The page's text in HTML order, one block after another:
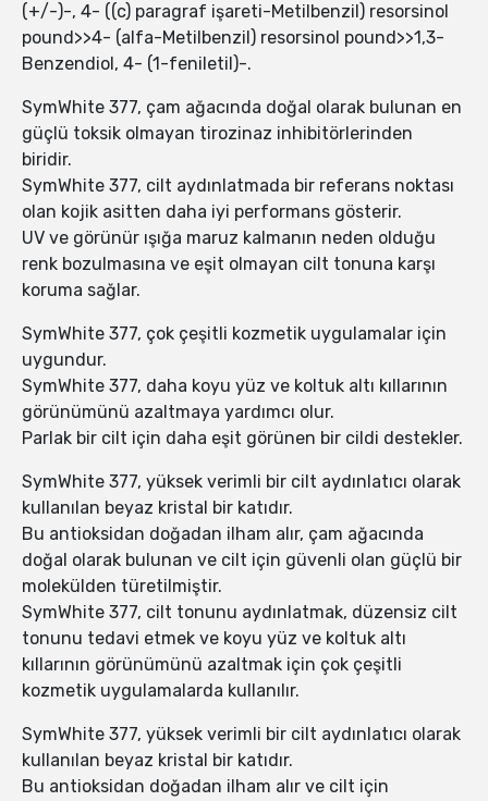
(+/-)-, 4- ((c) paragraf işareti-Metilbenzil) resorsinol
pound>>4- (alfa-Metilbenzil) resorsinol pound>>1,3-
Benzendiol, 4- (1-feniletil)-.
SymWhite 377, çam ağacında doğal olarak bulunan en
güçlü toksik olmayan tirozinaz inhibitörlerinden
biridir.
SymWhite 377, cilt aydınlatmada bir referans noktası
olan kojik asitten daha iyi performans gösterir.
UV ve görünür ışığa maruz kalmanın neden olduğu
renk bozulmasına ve eşit olmayan cilt tonuna karşı
koruma sağlar.
SymWhite 377, çok çeşitli kozmetik uygulamalar için
uygundur.
SymWhite 377, daha koyu yüz ve koltuk altı kıllarının
görünümünü azaltmaya yardımcı olur.
Parlak bir cilt için daha eşit görünen bir cildi destekler.
SymWhite 377, yüksek verimli bir cilt aydınlatıcı olarak
kullanılan beyaz kristal bir katıdır.
Bu antioksidan doğadan ilham alır, çam ağacında
doğal olarak bulunan ve cilt için güvenli olan güçlü bir
molekülden türetilmiştir.
SymWhite 377, cilt tonunu aydınlatmak, düzensiz cilt
tonunu tedavi etmek ve koyu yüz ve koltuk altı
kıllarının görünümünü azaltmak için çok çeşitli
kozmetik uygulamalarda kullanılır.
SymWhite 377, yüksek verimli bir cilt aydınlatıcı olarak
kullanılan beyaz kristal bir katıdır.
Bu antioksidan doğadan ilham alır ve cilt için